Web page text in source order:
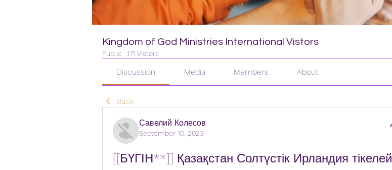
Kingdom of God Ministries International Vistors
Public · 171 Vistors
Discussion Media Members About
Back
Савелий Колесов
September 10, 2023
[[БҮГІН**]] Қазақстан Солтүстік Ирландия тікелей